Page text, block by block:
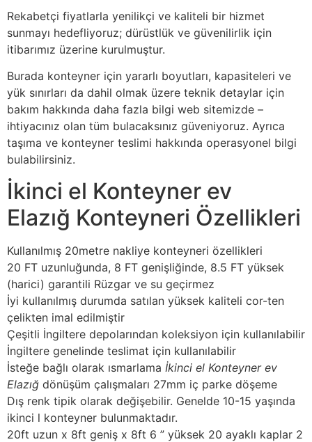
Rekabetçi fiyatlarla yenilikçi ve kaliteli bir hizmet
sunmayı hedefliyoruz; dürüstlük ve güvenilirlik için
itibarımız üzerine kurulmuştur.
Burada konteyner için yararlı boyutları, kapasiteleri ve
yük sınırları da dahil olmak üzere teknik detaylar için
bakım hakkında daha fazla bilgi web sitemizde –
ihtiyacınız olan tüm bulacaksınız güveniyoruz. Ayrıca
taşıma ve konteyner teslimi hakkında operasyonel bilgi
bulabilirsiniz.
İkinci el Konteyner ev
Elazığ Konteyneri Özellikleri
Kullanılmış 20metre nakliye konteyneri özellikleri
20 FT uzunluğunda, 8 FT genişliğinde, 8.5 FT yüksek
(harici) garantili Rüzgar ve su geçirmez
İyi kullanılmış durumda satılan yüksek kaliteli cor-ten
çelikten imal edilmiştir
Çeşitli İngiltere depolarından koleksiyon için kullanılabilir
İngiltere genelinde teslimat için kullanılabilir
İsteğe bağlı olarak ısmarlama İkinci el Konteyner ev
Elazığ dönüşüm çalışmaları 27mm iç parke döşeme
Dış renk tipik olarak değişebilir. Genelde 10-15 yaşında
ikinci l konteyner bulunmaktadır.
20ft uzun x 8ft geniş x 8ft 6 ” yüksek 20 ayaklı kaplar 2